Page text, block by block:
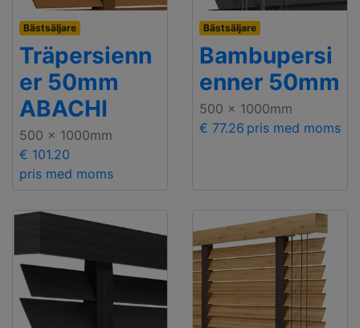
Bästsäljare
Träpersienn
er 50mm
ABACHI
500 x 1000mm
€ 101.20
pris med moms
Bästsäljare
Bambupersi
enner 50mm
500 x 1000mm
€ 77.26 pris med moms